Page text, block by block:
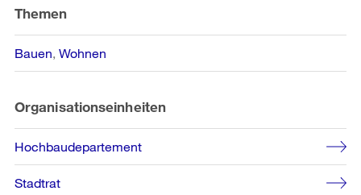
Informationen
Themen
Bauen Wohnen
Organisationseinheiten
Hochbaudepartement
Stadtrat